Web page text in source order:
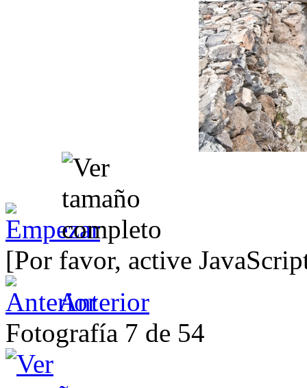
[Por favor, active
Anterior
Fotografía 7 de 54